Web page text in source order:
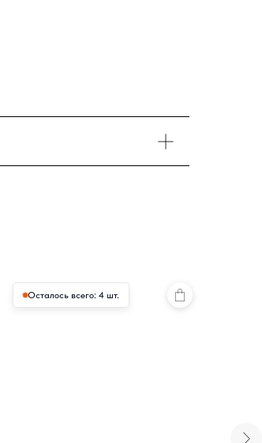
Осталось всего: 4 шт.